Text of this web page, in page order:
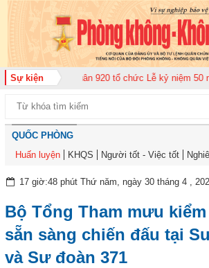
Sự kiện
Không quân 920 tổ chức Lễ kỷ niệm 50 năm
QUỐC PHÒNG
Huấn luyện
KHQS Người tốt - Việc tốt
17 giờ:48 phút Thứ năm, ngày 30 tháng 4 ,
Bộ Tổng Tham mưu
sẵn sàng chiến đấu tại
và Sư đoàn 371